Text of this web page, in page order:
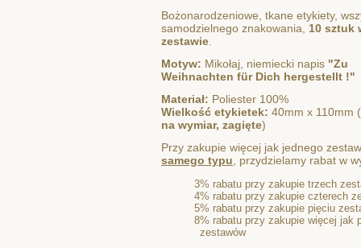
Bożonarodzeniowe, tkane etykiety,
samodzielnego znakowania, 10 sztuk
zestawie
Motyw: Mikołaj, niemiecki napis "Zu
Weihnachten für Dich hergestellt !"
Materiał: Poliester 100%
Wielkość etykietek: 40mm x 110mm (
na wymiar, zagięte)
Przy zakupie więcej jak jednego
samego typu , przydzielamy rabat w
3% rabatu przy zakupie trzech
4% rabatu przy zakupie czterech
5% rabatu przy zakupie pięciu
8% rabatu przy zakupie więcej jak
zestawów